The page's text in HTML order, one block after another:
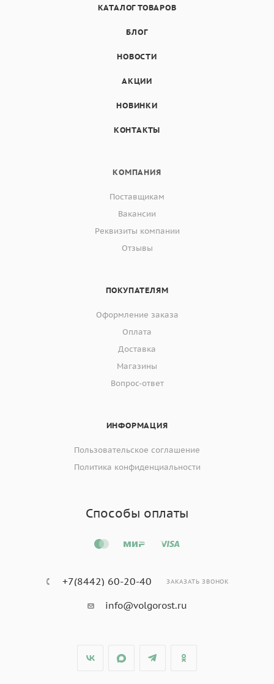
КАТАЛОГ ТОВАРОВ
БЛОГ
НОВОСТИ
АКЦИИ
НОВИНКИ
КОНТАКТЫ
КОМПАНИЯ
Поставщикам
Вакансии
Реквизиты компании
Отзывы
ПОКУПАТЕЛЯМ
Оформление заказа
Оплата
Доставка
Магазины
Вопрос-ответ
ИНФОРМАЦИЯ
Пользовательское соглашение
Политика конфиденциальности
Способы оплаты
+7(8442) 60-20-40 ЗАКАЗАТЬ ЗВОНОК
info@volgorost.ru